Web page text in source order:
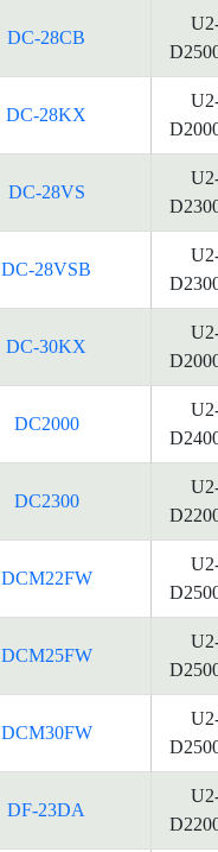
DC-28CB
DC-28KX
DC-28VS
DC-28VSB
DC-30KX
DC2000
DC2300
DCM22FW
DCM25FW
DCM30FW
DF-23DA